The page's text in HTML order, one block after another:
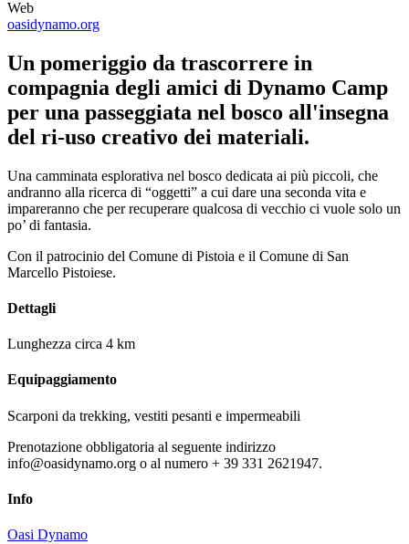
Web
oasidynamo.org
Un pomeriggio da trascorrere in
compagnia degli amici di Dynamo Camp
per una passeggiata nel bosco all'insegna
del ri-uso creativo dei materiali.
Una camminata esplorativa nel bosco dedicata ai più piccoli, che
andranno alla ricerca di “oggetti” a cui dare una seconda vita e
impareranno che per recuperare qualcosa di vecchio ci vuole solo un
po’ di fantasia.
Con il patrocinio del Comune di Pistoia e il Comune di San
Marcello Pistoiese.
Dettagli
Lunghezza circa 4 km
Equipaggiamento
Scarponi da trekking, vestiti pesanti e impermeabili
Prenotazione obbligatoria al seguente indirizzo
info@oasidynamo.org o al numero + 39 331 2621947.
Info
Oasi Dynamo